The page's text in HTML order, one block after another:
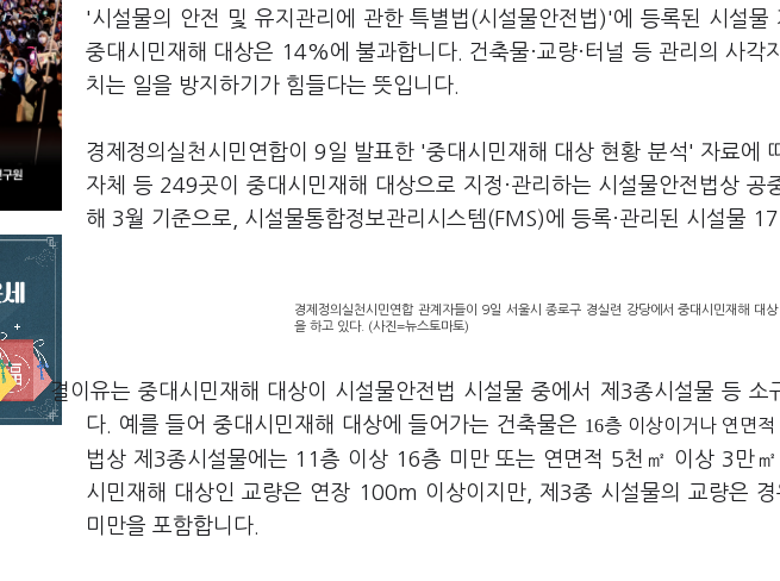
'시설물의 안전 및 유지관리에 관한 특별법(시설물안전법)'에 등록된 시설물
중대시민재해 대상은 14%에 불과합니다. 건축물·교량·터널 등 관리의 사각
치는 일을 방지하기가 힘들다는 뜻입니다.
경제정의실천시민연합이 9일 발표한 '중대시민재해 대상 현황 분석' 자료에
자체 등 249곳이 중대시민재해 대상으로 지정·관리하는 시설물안전법상
해 3월 기준으로, 시설물통합정보관리시스템(FMS)에 등록·관리된 시설물
경제정의실천시민연합 관계자들이 9일 서울시 종로구 경실련 강당에서 중대시민재해 대
을 하고 있다. (사진=뉴스토마토)
결이유는중대시민재해 대상이 시설물안전법 시설물 중에서 제3종시설물 등 소
다. 예를 들어 중대시민재해 대상에 들어가는 건축물은 16층 이상이거나 연면적
법상 제3종시설물에는 11층 이상 16층 미만 또는 연면적 5천㎡ 이상 3만
시민재해 대상인 교량은 연장 100m 이상이지만, 제3종 시설물의 교량은
미만을 포함합니다.